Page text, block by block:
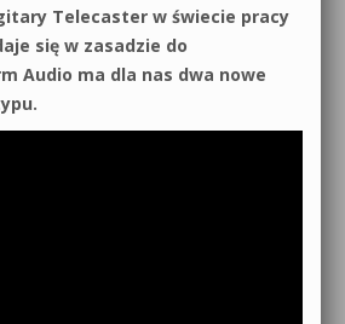
Telecaster w świecie pracy
się w zasadzie do
Audio ma dla nas dwa nowe